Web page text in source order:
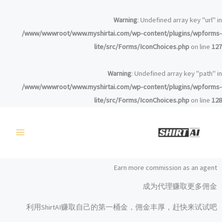
Warning: Undefined array key "url"
/www/wwwroot/www.myshirtai.com/wp-content/plugins/
lite/src/Forms/IconChoices.phpon line
Warning: Undefined array key "path"
/www/wwwroot/www.myshirtai.com/wp-content/plugins/
lite/src/Forms/IconChoices.phpon line
Earn more commission as an agent
成为代理赚取更多佣金
利用ShirtAI赚取自己的第一桶金，佣金丰厚，赶快来试试吧